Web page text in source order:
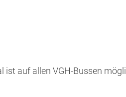
ist auf allen VGH-Bussen